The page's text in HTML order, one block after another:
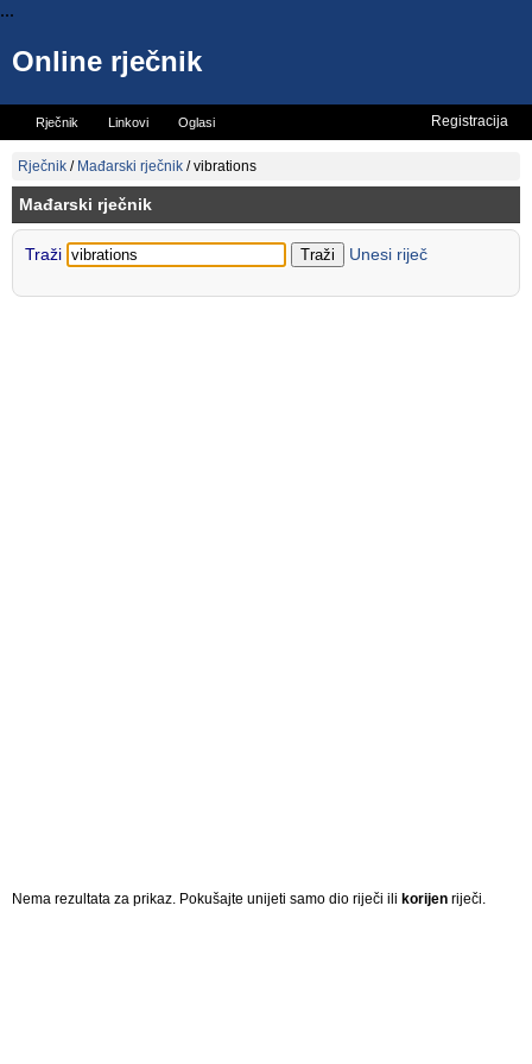
...
Online rječnik
Rječnik Linkovi Oglasi
Vicevi Mini rječnik
Registracija
Rječnik / Mađarski rječnik /vibrations
Mađarski rječnik
Traži Unesi riječ
Nema rezultata za prikaz. Pokušajte unijeti samo dio riječi ili korijen riječi.